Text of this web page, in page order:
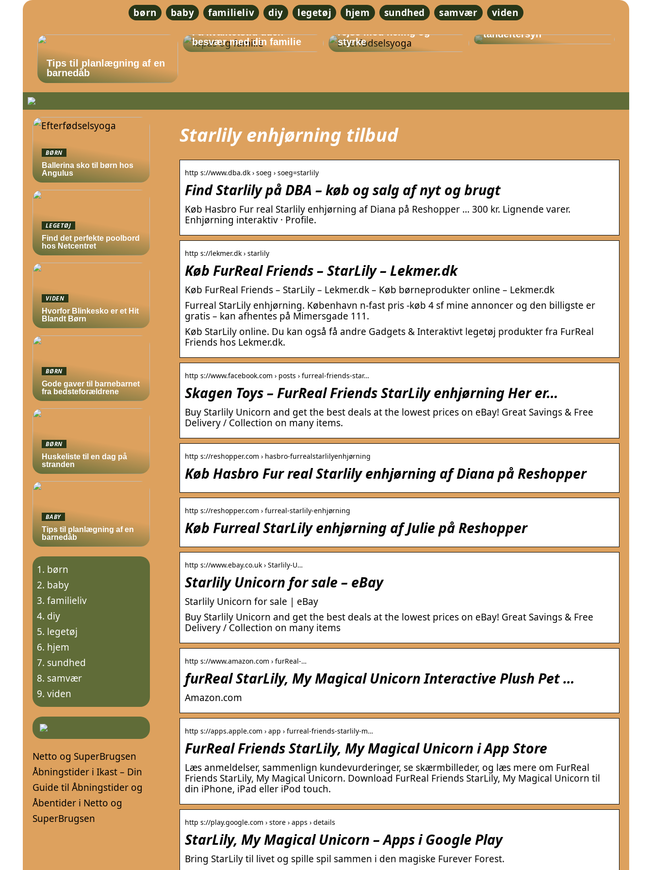
børn baby familieliv diy legetøj hjem sundhed samvær viden
Tips til planlægning af en
barnedåb
Få kvalitetstid uden
besvær med din familie
Efterfødselsyoga – En
rejse mod heling og
styrke
Vigtigheden af
tandeftersyn
Starlily enhjørning tilbud
http s://www.dba.dk › soeg › soeg=starlily
Find Starlily på DBA – køb og salg af nyt og brugt
Køb Hasbro Fur real Starlily enhjørning af Diana på Reshopper … 300 kr. Lignende varer.
Enhjørning interaktiv · Profile.
http s://lekmer.dk › starlily
Køb FurReal Friends – StarLily – Lekmer.dk
Køb FurReal Friends – StarLily – Lekmer.dk – Køb børneprodukter online – Lekmer.dk
Furreal StarLily enhjørning. København n-fast pris -køb 4 sf mine annoncer og den billigste er
gratis – kan afhentes på Mimersgade 111.
Køb StarLily online. Du kan også få andre Gadgets & Interaktivt legetøj produkter fra FurReal
Friends hos Lekmer.dk.
http s://www.facebook.com › posts › furreal-friends-star…
Skagen Toys – FurReal Friends StarLily enhjørning Her er…
Buy Starlily Unicorn and get the best deals at the lowest prices on eBay! Great Savings & Free
Delivery / Collection on many items.
http s://reshopper.com › hasbro-furrealstarlilyenhjørning
Køb Hasbro Fur real Starlily enhjørning af Diana på Reshopper
http s://reshopper.com › furreal-starlily-enhjørning
Køb Furreal StarLily enhjørning af Julie på Reshopper
http s://www.ebay.co.uk › Starlily-U…
Starlily Unicorn for sale – eBay
Starlily Unicorn for sale | eBay
Buy Starlily Unicorn and get the best deals at the lowest prices on eBay! Great Savings & Free
Delivery / Collection on many items
http s://www.amazon.com › furReal-…
furReal StarLily, My Magical Unicorn Interactive Plush Pet …
Amazon.com
http s://apps.apple.com › app › furreal-friends-starlily-m…
FurReal Friends StarLily, My Magical Unicorn i App Store
Læs anmeldelser, sammenlign kundevurderinger, se skærmbilleder, og læs mere om FurReal
Friends StarLily, My Magical Unicorn. Download FurReal Friends StarLily, My Magical Unicorn til
din iPhone, iPad eller iPod touch.
http s://play.google.com › store › apps › details
StarLily, My Magical Unicorn – Apps i Google Play
Bring StarLily til livet og spille spil sammen i den magiske Furever Forest.
BØRN
Ballerina sko til børn hos
Angulus
LEGETØJ
Find det perfekte poolbord
hos Netcentret
VIDEN
Hvorfor Blinkesko er et Hit
Blandt Børn
BØRN
Gode gaver til barnebarnet
fra bedsteforældrene
BØRN
Huskeliste til en dag på
stranden
BABY
Tips til planlægning af en
barnedåb
børn
baby
familieliv
diy
legetøj
hjem
sundhed
samvær
viden
Netto og SuperBrugsen
Åbningstider i Ikast – Din
Guide til Åbningstider og
Åbentider i Netto og
SuperBrugsen